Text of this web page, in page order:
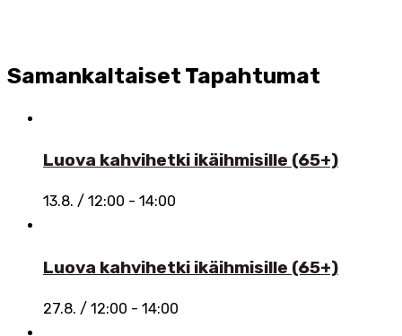
Samankaltaiset Tapahtumat
Luova kahvihetki ikäihmisille (65+)
13.8. / 12:00 - 14:00
Luova kahvihetki ikäihmisille (65+)
27.8. / 12:00 - 14:00